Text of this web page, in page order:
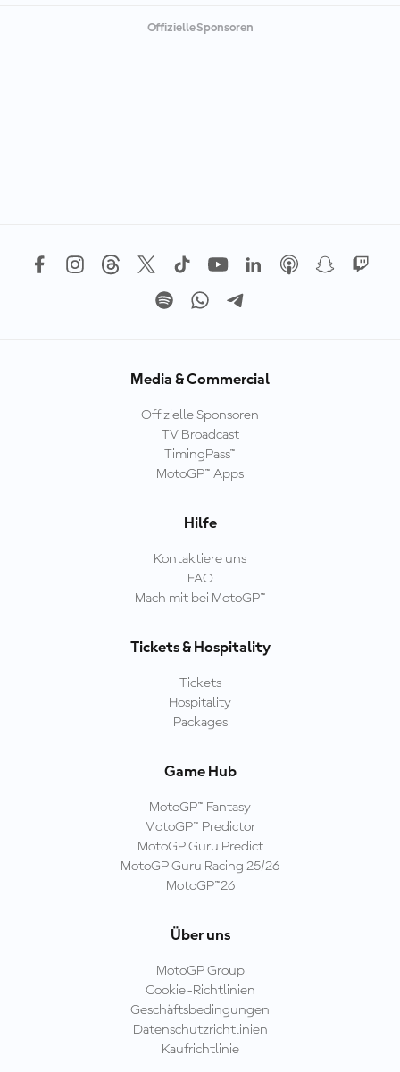
Offizielle Sponsoren
Media & Commercial
Offizielle Sponsoren
TV Broadcast
TimingPass™
MotoGP™ Apps
Hilfe
Kontaktiere uns
FAQ
Mach mit bei MotoGP™
Tickets & Hospitality
Tickets
Hospitality
Packages
Game Hub
MotoGP™ Fantasy
MotoGP™ Predictor
MotoGP Guru Predict
MotoGP Guru Racing 25/26
MotoGP™26
Über uns
MotoGP Group
Cookie-Richtlinien
Geschäftsbedingungen
Datenschutzrichtlinien
Kaufrichtlinie